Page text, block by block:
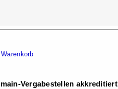
Warenkorb
Vergabestellen akkreditiert